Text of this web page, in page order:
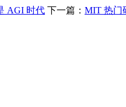
AGI 时代 下一篇： MIT 热门